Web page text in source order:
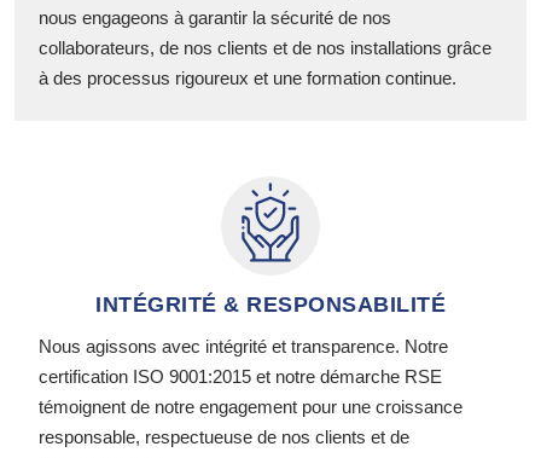
nous engageons à garantir la sécurité de nos
collaborateurs, de nos clients et de nos installations grâce
à des processus rigoureux et une formation continue.
INTÉGRITÉ & RESPONSABILITÉ
Nous agissons avec intégrité et transparence. Notre
certification ISO 9001:2015 et notre démarche RSE
témoignent de notre engagement pour une croissance
responsable, respectueuse de nos clients et de